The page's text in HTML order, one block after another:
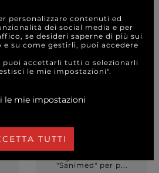
"Sanimed" per p...
personalizzare contenuti ed
dei social media e per
se desideri saperne di più sui
su come gestirli, puoi accedere
puoi accettarli tutti o selezionarli
le mie impostazioni".
le mie impostazioni
TUTTI